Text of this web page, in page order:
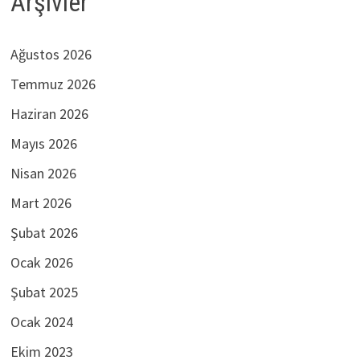
Ağustos 2026
Temmuz 2026
Haziran 2026
Mayıs 2026
Nisan 2026
Mart 2026
Şubat 2026
Ocak 2026
Şubat 2025
Ocak 2024
Ekim 2023